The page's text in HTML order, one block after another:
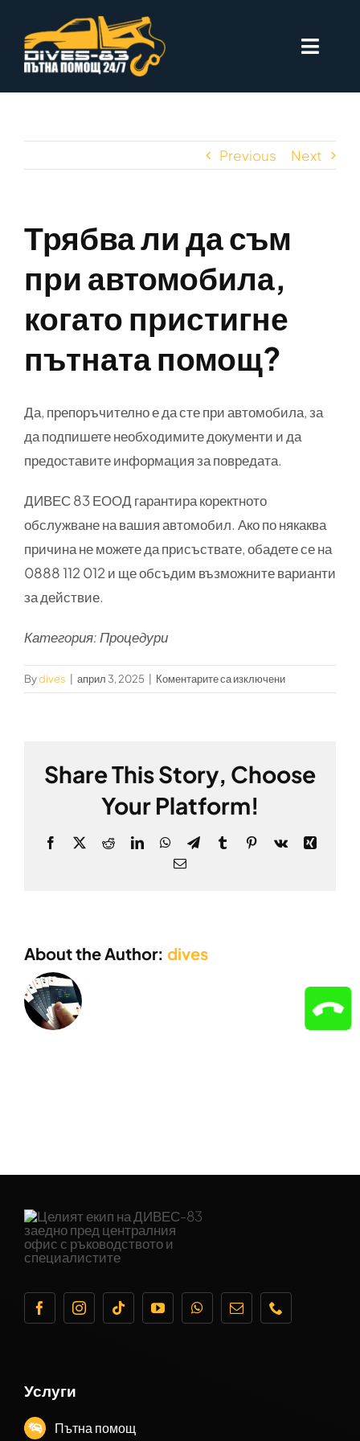
content
Toggle
София
Въпроси
Контакти
Previous Next
Трябва ли да съм
при автомобила,
когато пристигне
пътната помощ?
Да, препоръчително е да сте при автомобила, за
да подпишете необходимите документи и да
предоставите информация за повредата.
ДИВЕС 83 ЕООД гарантира коректното
обслужване на вашия автомобил. Ако по някаква
причина не можете да присъствате, обадете се на
0888 112 012 и ще обсъдим възможните варианти
за действие.
Категория: Процедури
Bydives април 3, 2025 Коментарите са изключениза
Трябва
при
пътната
Share This Story, Choose
Your Platform!
Facebook
X RedditLinkedInWhatsApp
TelegramTumblrPinterest
Vk
Xing
Email
About the Author: dives
Услуги
Пътна помощ